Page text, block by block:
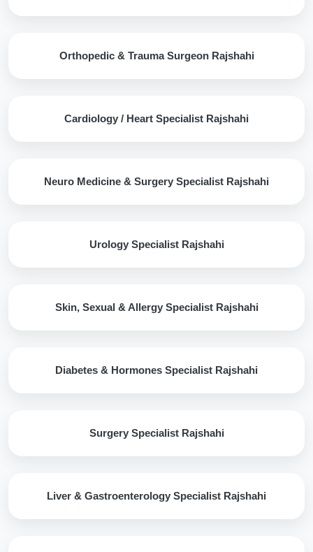
Orthopedic & Trauma Surgeon Rajshahi
Cardiology / Heart Specialist Rajshahi
Neuro Medicine & Surgery Specialist Rajshahi
Urology Specialist Rajshahi
Skin, Sexual & Allergy Specialist Rajshahi
Diabetes & Hormones Specialist Rajshahi
Surgery Specialist Rajshahi
Liver & Gastroenterology Specialist Rajshahi